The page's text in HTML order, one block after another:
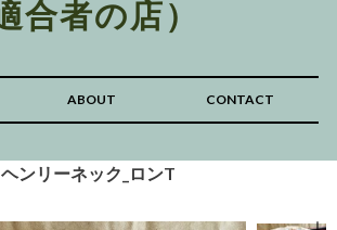
合者の店）
ABOUT CONTACT
ンリーネック_ロンT